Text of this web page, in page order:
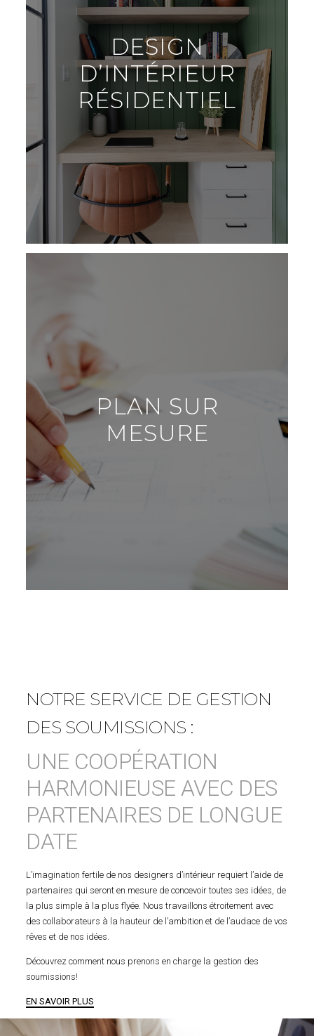
DESIGN
D’INTÉRIEUR
RÉSIDENTIEL
PLAN SUR
MESURE
NOTRE SERVICE DE GESTION
DES SOUMISSIONS :
UNE COOPÉRATION
HARMONIEUSE AVEC DES
PARTENAIRES DE LONGUE
DATE
L’imagination fertile de nos designers d’intérieur requiert l’aide de
partenaires qui seront en mesure de concevoir toutes ses idées, de
la plus simple à la plus flyée. Nous travaillons étroitement avec
des collaborateurs à la hauteur de l’ambition et de l’audace de vos
rêves et de nos idées.
Découvrez comment nous prenons en charge la gestion des
soumissions!
EN SAVOIR PLUS